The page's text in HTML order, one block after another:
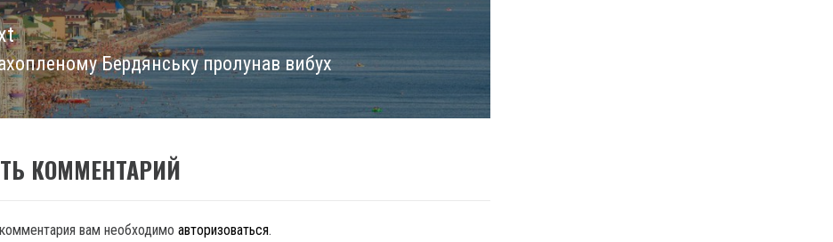
Бердянську пролунав вибух
КОММЕНТАРИЙ
вам необходимо авторизоваться.